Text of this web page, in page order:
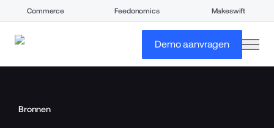
Commerce Feedonomics Makeswift
Demo aanvragen
Bronnen